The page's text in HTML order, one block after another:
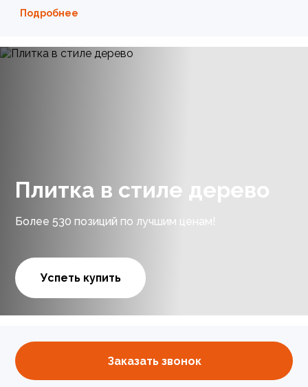
Подробнее
Плитка в стиле дерево
Успеть купить
Более 530 позиций по лучшим ценам!
Заказать звонок